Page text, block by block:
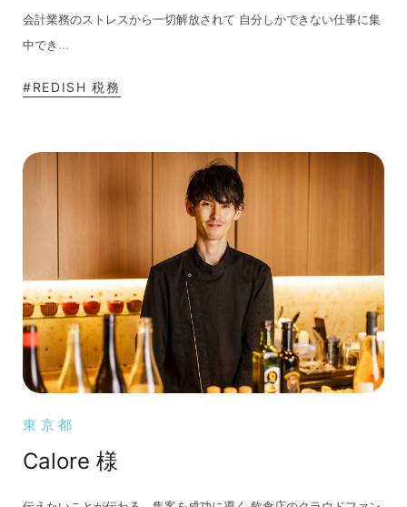
会計業務のストレスから一切解放されて 自分しかできない仕事に集
中でき ...
#REDISH 税務
東京都
Calore 様